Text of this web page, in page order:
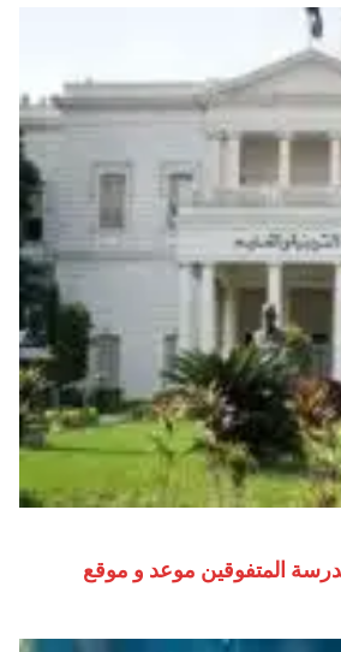
المتفوقين موعد و موقع